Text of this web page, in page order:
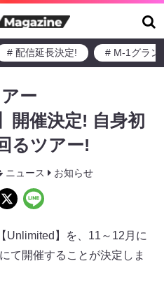
# 配信延長決定! # M-1グラン
ー
開催決定! 自身初
るツアー!
ニュース お知らせ
Unlimited】を、11～12月に
て開催することが決定しま